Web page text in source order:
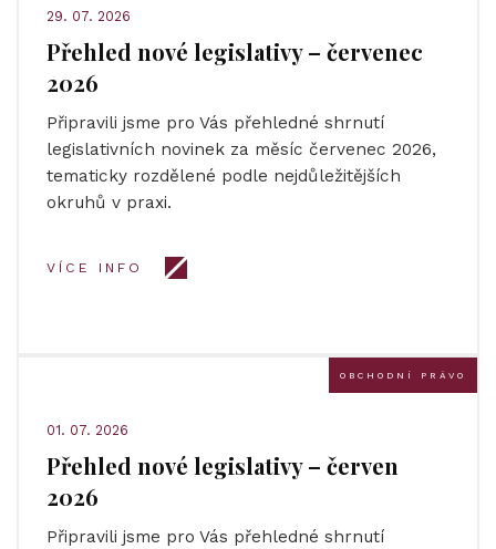
29. 07. 2026
Přehled nové legislativy – červenec
2026
Připravili jsme pro Vás přehledné shrnutí
legislativních novinek za měsíc červenec 2026,
tematicky rozdělené podle nejdůležitějších
okruhů v praxi.
VÍCE INFO
OBCHODNÍ PRÁVO
01. 07. 2026
Přehled nové legislativy – červen
2026
Připravili jsme pro Vás přehledné shrnutí